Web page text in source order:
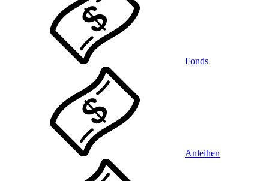
Fonds
Anleihen